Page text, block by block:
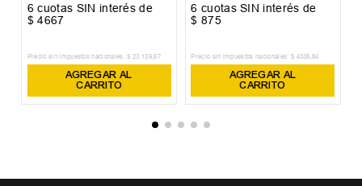
6 cuotas SIN interés de
$ 4667
Precio sin impuestos nacionales: $ 23 139,67
AGREGAR AL
CARRITO
6 cuotas SIN interés de
$ 875
Precio sin impuestos nacionales: $ 4338 84
AGREGAR AL
CARRITO